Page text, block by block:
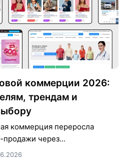
коммерции 2026:
трендам и
коммерция переросла
продажи через...